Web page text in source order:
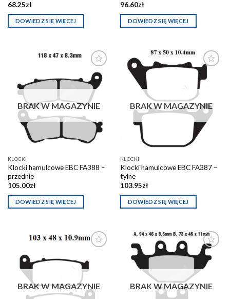
68.25zł
DOWIEDZ SIĘ WIĘCEJ
96.60zł
DOWIEDZ SIĘ WIĘCEJ
Dodaj do
schowka
BRAK W MAGAZYNIE
KLOCKI
Klocki hamulcowe EBC FA388 –
przednie
105.00zł
DOWIEDZ SIĘ WIĘCEJ
Dodaj do
schowka
BRAK W MAGAZYNIE
KLOCKI
Klocki hamulcowe EBC FA387 –
tylne
103.95zł
DOWIEDZ SIĘ WIĘCEJ
Dodaj do
schowka
BRAK W MAGAZYNIE
Dodaj do
BRAK W MAGAZYNIE